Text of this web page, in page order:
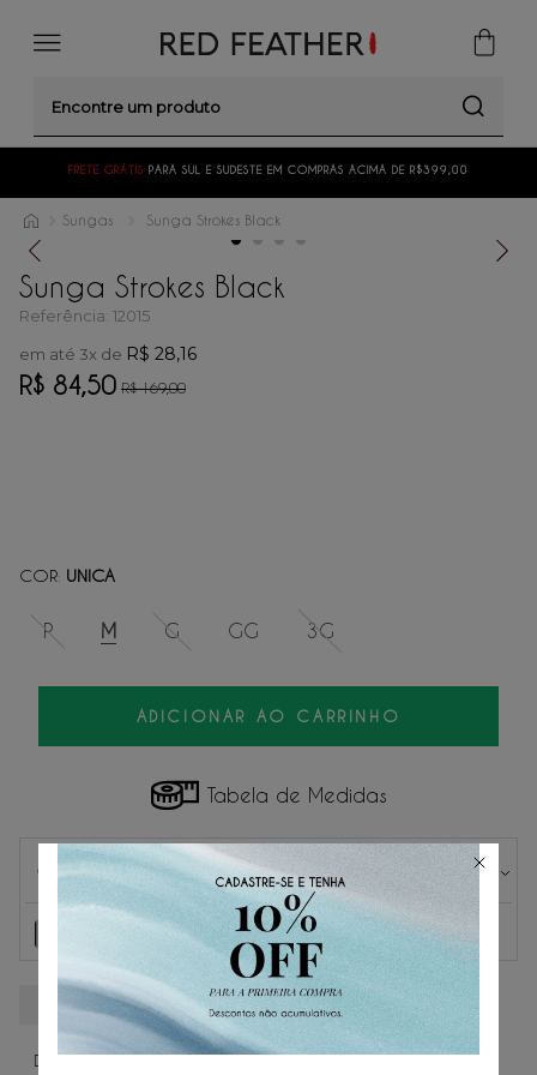
FRETE GRÁTIS PARA SUL E SUDESTE EM COMPRAS ACIMA DE R$399,00
Sungas Sunga Strokes Black
Sunga Strokes Black
Referência: 12015
em até 3x de R$ 28,16
R$ 84,50 R$ 169,00
COR: UNICA
P M G GG 3G
ADICIONAR AO CARRINHO
Tabela de Medidas
Parcelas
1
sem juros.
sem juros.
de R$ 28,16 sem juros.
R$ 84,50
DESCRIÇÃO DO PRODUTO